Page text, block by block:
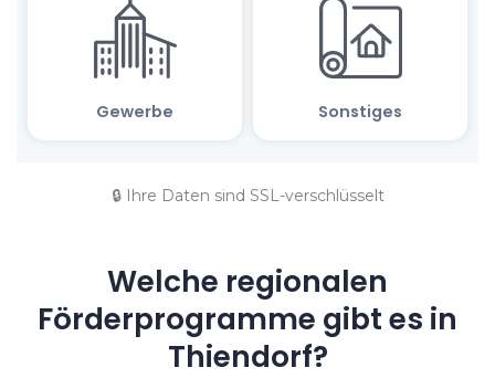
🔒 Ihre Daten sind SSL-verschlüsselt
Welche regionalen
Förderprogramme gibt es in
Thiendorf?